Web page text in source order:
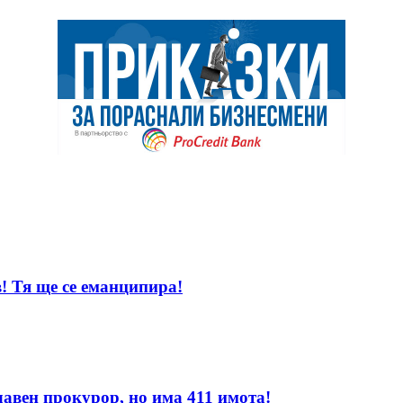
Тя ще се еманципира!
прокурор, но има 411 имота!